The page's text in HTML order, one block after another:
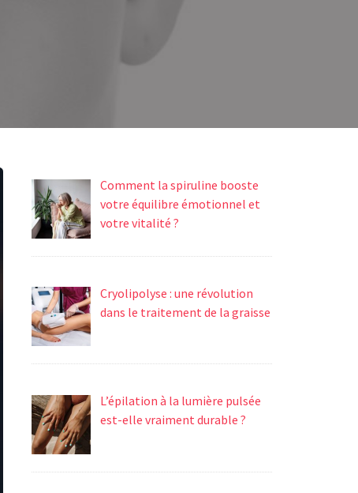
Comment la spiruline booste
votre équilibre émotionnel et
votre vitalité ?
Cryolipolyse : une révolution
dans le traitement de la graisse
L’épilation à la lumière pulsée
est-elle vraiment durable ?